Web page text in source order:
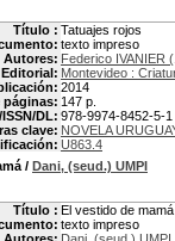
Título : Tatuajes rojos
texto impreso
Autores: Federico IVANIER
Editorial: Montevideo :
2014
páginas: 147 p.
DL: 978-9974-8452-5-1
clave: NOVELA
U863.4
/ Dani, (seud.) UMPI
Título : El vestido de mamá
texto impreso